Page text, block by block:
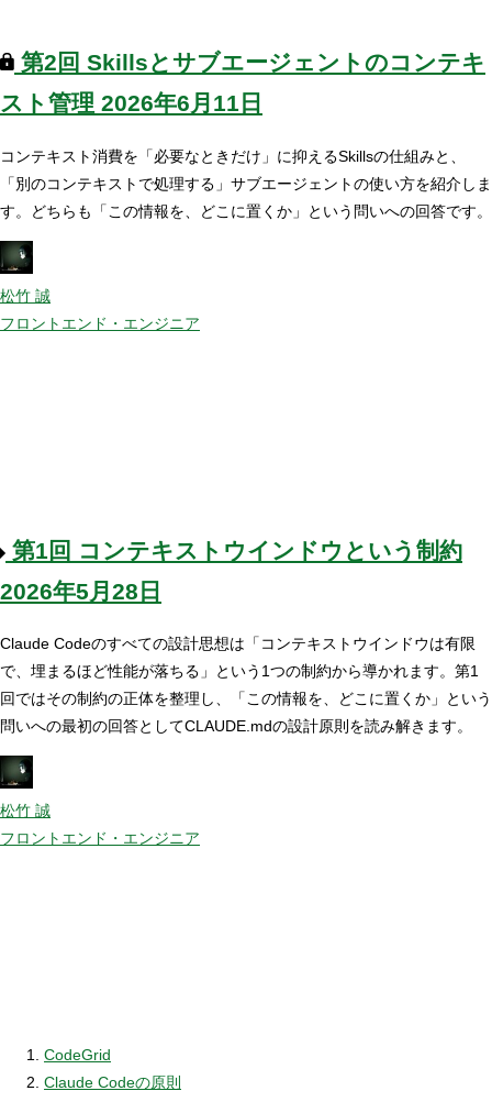
第2回 Skillsとサブエージェントのコンテキ
スト管理 2026年6月11日
コンテキスト消費を「必要なときだけ」に抑えるSkillsの仕組みと、
「別のコンテキストで処理する」サブエージェントの使い方を紹介しま
す。どちらも「この情報を、どこに置くか」という問いへの回答です。
松竹 誠
フロントエンド・エンジニア
第1回 コンテキストウインドウという制約
2026年5月28日
Claude Codeのすべての設計思想は「コンテキストウインドウは有限
で、埋まるほど性能が落ちる」という1つの制約から導かれます。第1
回ではその制約の正体を整理し、「この情報を、どこに置くか」という
問いへの最初の回答としてCLAUDE.mdの設計原則を読み解きます。
松竹 誠
フロントエンド・エンジニア
CodeGrid
Claude Codeの原則